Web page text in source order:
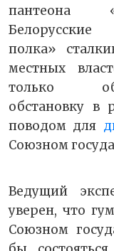
пантеона
Белорусские
полка»
местных
только
обстановку в
поводом для
Союзном
Ведущий
уверен, что
Союзном